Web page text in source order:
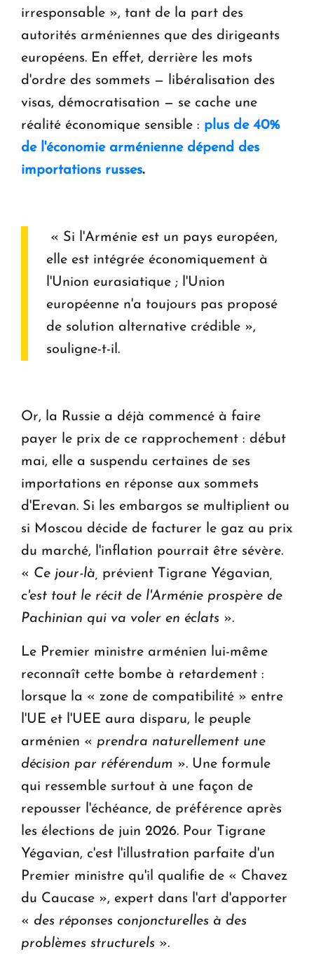
irresponsable », tant de la part des
autorités arméniennes que des dirigeants
européens. En effet, derrière les mots
d'ordre des sommets — libéralisation des
visas, démocratisation — se cache une
réalité économique sensible : plus de 40%
de l'économie arménienne dépend des
importations russes.
« Si l'Arménie est un pays européen,
elle est intégrée économiquement à
l'Union eurasiatique ; l'Union
européenne n'a toujours pas proposé
de solution alternative crédible »,
souligne-t-il.
Or, la Russie a déjà commencé à faire
payer le prix de ce rapprochement : début
mai, elle a suspendu certaines de ses
importations en réponse aux sommets
d'Erevan. Si les embargos se multiplient ou
si Moscou décide de facturer le gaz au prix
du marché, l'inflation pourrait être sévère.
« Ce jour-là, prévient Tigrane Yégavian,
c'est tout le récit de l'Arménie prospère de
Pachinian qui va voler en éclats ».
Le Premier ministre arménien lui-même
reconnaît cette bombe à retardement :
lorsque la « zone de compatibilité » entre
l'UE et l'UEE aura disparu, le peuple
arménien « prendra naturellement une
décision par référendum ». Une formule
qui ressemble surtout à une façon de
repousser l'échéance, de préférence après
les élections de juin 2026. Pour Tigrane
Yégavian, c'est l'illustration parfaite d'un
Premier ministre qu'il qualifie de « Chavez
du Caucase », expert dans l'art d'apporter
« des réponses conjoncturelles à des
problèmes structurels ».